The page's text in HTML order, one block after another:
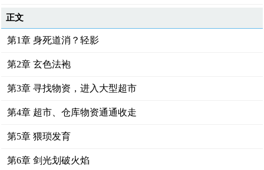
正文
第1章 身死道消？轻影
第2章 玄色法袍
第3章 寻找物资，进入大型超市
第4章 超市、仓库物资通通收走
第5章 猥琐发育
第6章 剑光划破火焰